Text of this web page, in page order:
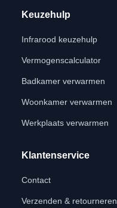
Keuzehulp
Infrarood keuzehulp
Vermogenscalculator
Badkamer verwarmen
Woonkamer verwarmen
Werkplaats verwarmen
Klantenservice
Contact
Verzenden & retourneren